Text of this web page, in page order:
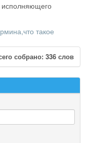
исполняющего
такое
собрано: 336 слов